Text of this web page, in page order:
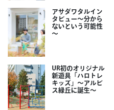
アサダワタルイン
タビュー～分から
ないという可能性
～
UR初のオリジナル
新遊具「ハロトレ
キッズ」～アルビ
ス緑丘に誕生～